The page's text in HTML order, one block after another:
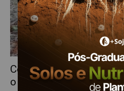
Controle de soja
o manejo da ferrugem